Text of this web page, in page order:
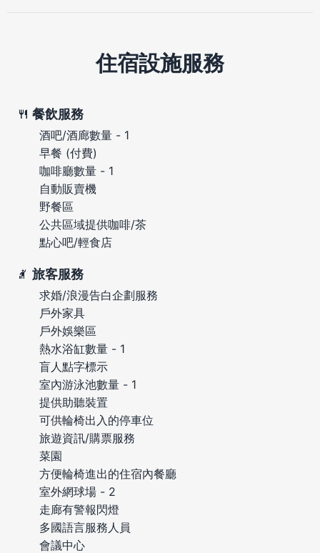
住宿設施服務
餐飲服務
酒吧/酒廊數量 - 1
早餐 (付費)
咖啡廳數量 - 1
自動販賣機
野餐區
公共區域提供咖啡/茶
點心吧/輕食店
旅客服務
求婚/浪漫告白企劃服務
戶外家具
戶外娛樂區
熱水浴缸數量 - 1
盲人點字標示
室內游泳池數量 - 1
提供助聽裝置
可供輪椅出入的停車位
旅遊資訊/購票服務
菜園
方便輪椅進出的住宿內餐廳
室外網球場 - 2
走廊有警報閃燈
多國語言服務人員
會議中心